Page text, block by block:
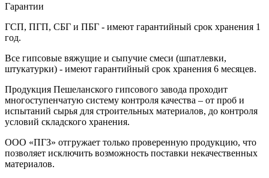
Гарантии
ГСП, ПГП, СБГ и ПБГ - имеют гарантийный срок хранения 1
год.
Все гипсовые вяжущие и сыпучие смеси (шпатлевки,
штукатурки) - имеют гарантийный срок хранения 6 месяцев.
Продукция Пешеланского гипсового завода проходит
многоступенчатую систему контроля качества – от проб и
испытаний сырья для строительных материалов, до контроля
условий складского хранения.
ООО «ПГЗ» отгружает только проверенную продукцию, что
позволяет исключить возможность поставки некачественных
материалов.